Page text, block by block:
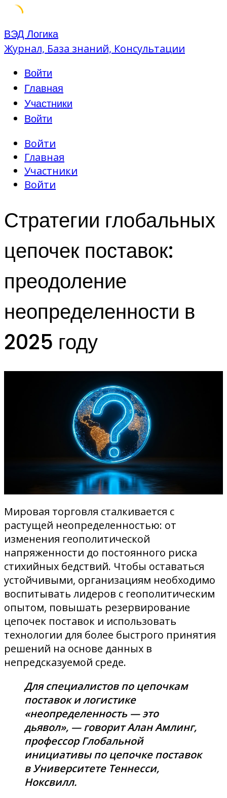
Skip
to
ВЭД Логика
Журнал, База знаний, Консультации
Войти
Главная
Участники
Войти
Войти
Главная
Участники
Войти
Стратегии глобальных
цепочек поставок:
преодоление
неопределенности в
2025 году​
Мировая торговля сталкивается с
растущей неопределенностью: от
изменения геополитической
напряженности до постоянного риска
стихийных бедствий. Чтобы оставаться
устойчивыми, организациям необходимо
воспитывать лидеров с геополитическим
опытом, повышать резервирование
цепочек поставок и использовать
технологии для более быстрого принятия
решений на основе данных в
непредсказуемой среде.
Для специалистов по цепочкам
поставок и логистике
«неопределенность — это
дьявол», — говорит Алан Амлинг,
профессор Глобальной
инициативы по цепочке поставок
в Университете Теннесси,
Ноксвилл.